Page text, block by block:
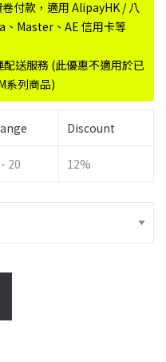
付款，適用 AlipayHK / 八
、Master、AE 信用卡等
送服務 (此優惠不適用於已
系列商品)
Discount
20 12%